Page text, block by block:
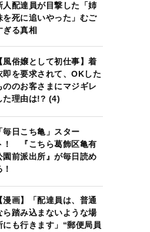
人配達員が目撃した「姉
を死に追いやった」むご
ぎる真相
風俗嬢として初仕事】着
即を要求されて、OKした
ののお客さまにマジギレ
た理由は!? (4)
毎日こち亀」スター
！ 『こちら葛飾区亀有
園前派出所』が毎日読め
！
漫画】「配達員は、普通
ら踏み込まないような場
にも行きます」“郵便局員